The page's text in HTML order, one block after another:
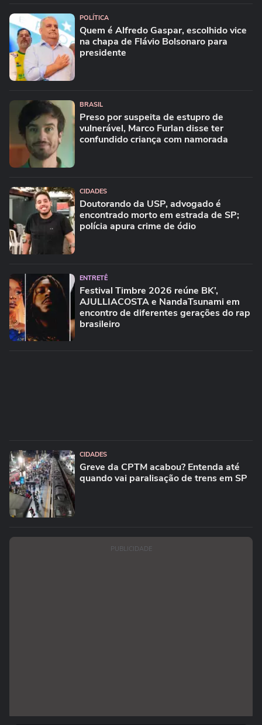
POLÍTICA
Quem é Alfredo Gaspar, escolhido vice
na chapa de Flávio Bolsonaro para
presidente
BRASIL
Preso por suspeita de estupro de
vulnerável, Marco Furlan disse ter
confundido criança com namorada
CIDADES
Doutorando da USP, advogado é
encontrado morto em estrada de SP;
polícia apura crime de ódio
ENTRETÊ
Festival Timbre 2026 reúne BK’,
AJULLIACOSTA e NandaTsunami em
encontro de diferentes gerações do rap
brasileiro
CIDADES
Greve da CPTM acabou? Entenda até
quando vai paralisação de trens em SP
PUBLICIDADE